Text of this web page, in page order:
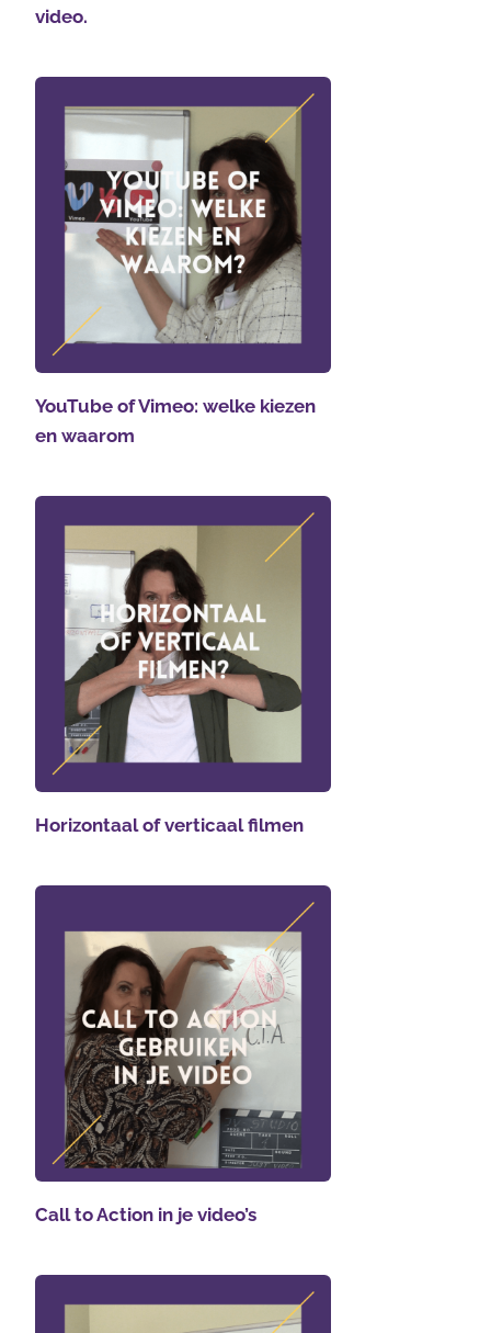
video.
YouTube of Vimeo: welke kiezen
en waarom
Horizontaal of verticaal filmen
Call to Action in je video’s